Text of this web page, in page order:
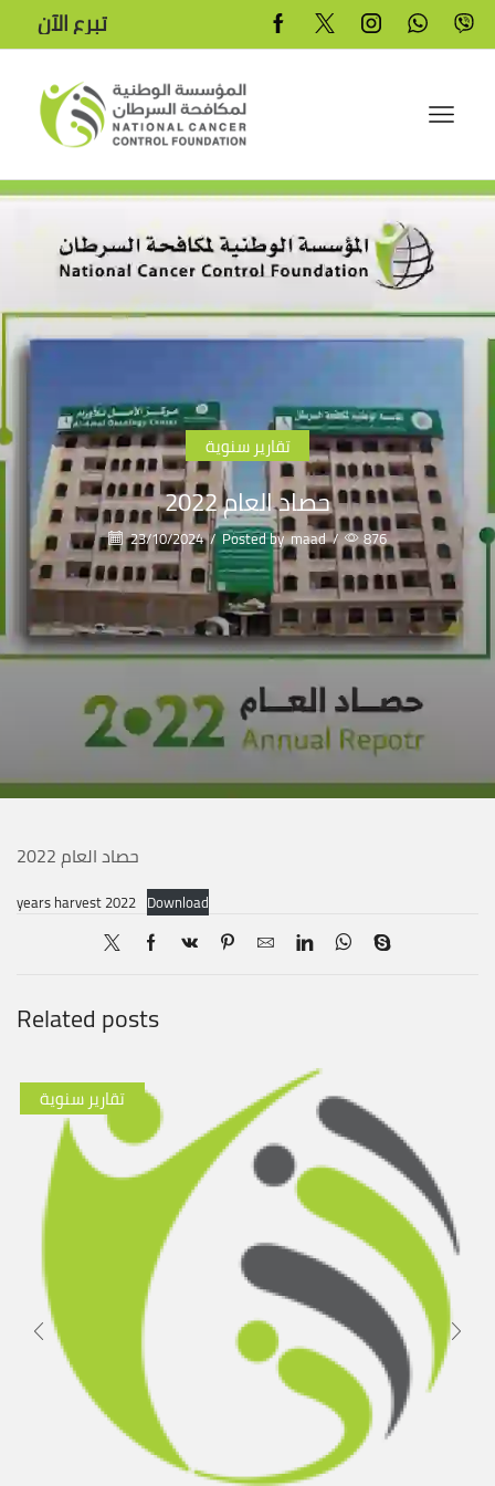
تبرع الآن
تقارير سنوية
حصاد العام 2022
23/10/2024 / Posted by maad / 876
حصاد العام 2022
years harvest 2022 Download
Related posts
تقارير سنوية